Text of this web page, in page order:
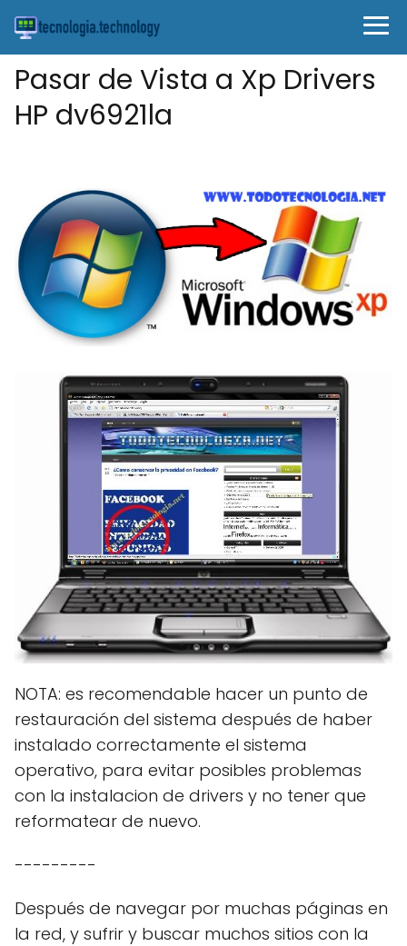
Pasar de Vista a Xp Drivers
HP dv6921la
NOTA: es recomendable hacer un punto de
restauración del sistema después de haber
instalado correctamente el sistema
operativo, para evitar posibles problemas
con la instalacion de drivers y no tener que
reformatear de nuevo.
---------
Después de navegar por muchas páginas en
la red, y sufrir y buscar muchos sitios con la